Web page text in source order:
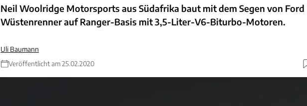
Neil Woolridge Motorsports aus Südafrika baut mit dem Segen von Ford
Wüstenrenner auf Ranger-Basis mit 3,5-Liter-V6-Biturbo-Motoren.
Uli Baumann
Veröffentlicht am 25.02.2020